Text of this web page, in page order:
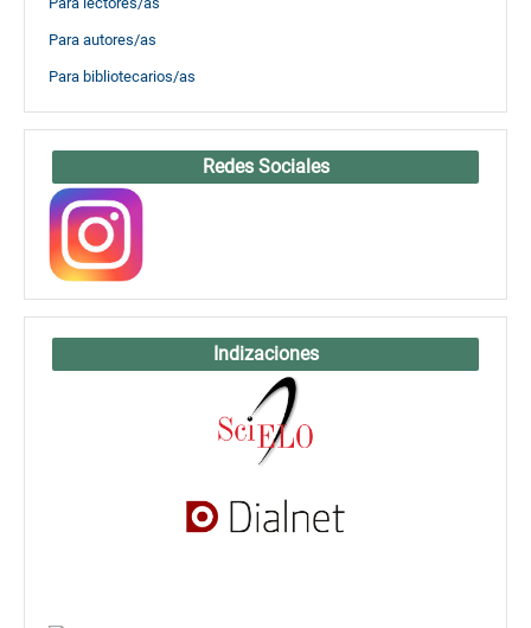
Para autores/as
Para bibliotecarios/as
Redes Sociales
Indizaciones